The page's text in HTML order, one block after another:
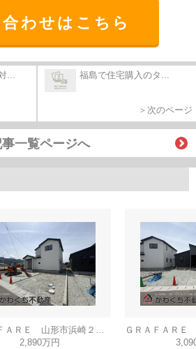
わせはこちら
... 福島で住宅購入のタ...
＞次のページ
一覧ページへ
ＧＲＡＦＡＲＥ 山形市浜崎２期 ３号棟
2,890万円